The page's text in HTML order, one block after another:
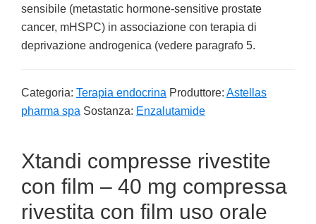
sensibile (metastatic hormone-sensitive prostate
cancer, mHSPC) in associazione con terapia di
deprivazione androgenica (vedere paragrafo 5.
Categoria: Terapia endocrina Produttore: Astellas
pharma spa Sostanza: Enzalutamide
Xtandi compresse rivestite
con film – 40 mg compressa
rivestita con film uso orale